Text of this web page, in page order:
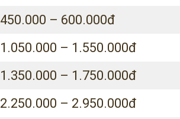
450.000 – 600.000đ
1.050.000 – 1.550.000đ
1.350.000 – 1.750.000đ
2.250.000 – 2.950.000đ